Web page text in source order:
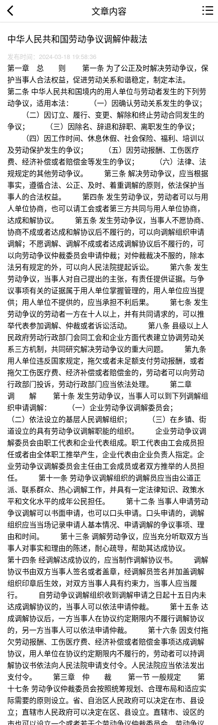
文章内容
中华人民共和国劳动争议调解仲裁法
发布时间：2024-03-18 19:58:36
第一章 总 则 第一条 为了公正及时解决劳动争议，保
护当事人合法权益，促进劳动关系和谐稳定，制定本法。
第二条 中华人民共和国境内的用人单位与劳动者发生的下列劳
动争议，适用本法： （一）因确认劳动关系发生的争议；
（二）因订立、履行、变更、解除和终止劳动合同发生的
争议； （三）因除名、辞退和辞职、离职发生的争议；
（四）因工作时间、休息休假、社会保险、福利、培训以
及劳动保护发生的争议； （五）因劳动报酬、工伤医疗
费、经济补偿或者赔偿金等发生的争议； （六）法律、法
规规定的其他劳动争议。 第三条 解决劳动争议，应当根据
事实，遵循合法、公正、及时、着重调解的原则，依法保护当
事人的合法权益。 第四条 发生劳动争议，劳动者可以与用
人单位协商，也可以请工会或者第三方共同与用人单位协商，
达成和解协议。 第五条 发生劳动争议，当事人不愿协商、
协商不成或者达成和解协议后不履行的，可以向调解组织申请
调解；不愿调解、调解不成或者达成调解协议后不履行的，可
以向劳动争议仲裁委员会申请仲裁；对仲裁裁决不服的，除本
法另有规定的外，可以向人民法院提起诉讼。 第六条 发生
劳动争议，当事人对自己提出的主张，有责任提供证据。与争
议事项有关的证据属于用人单位掌握管理的，用人单位应当提
供；用人单位不提供的，应当承担不利后果。 第七条 发生
劳动争议的劳动者一方在十人以上，并有共同请求的，可以推
举代表参加调解、仲裁或者诉讼活动。 第八条 县级以上人
民政府劳动行政部门会同工会和企业方面代表建立协调劳动关
系三方机制，共同研究解决劳动争议的重大问题。 第九条
用人单位违反国家规定，拖欠或者未足额支付劳动报酬，或者
拖欠工伤医疗费、经济补偿或者赔偿金的，劳动者可以向劳动
行政部门投诉，劳动行政部门应当依法处理。 第二章
调 解 第十条 发生劳动争议，当事人可以到下列调解组
织申请调解： （一）企业劳动争议调解委员会；
（二）依法设立的基层人民调解组织； （三）在乡镇、街
道设立的具有劳动争议调解职能的组织。 企业劳动争议调
解委员会由职工代表和企业代表组成。职工代表由工会成员担
任或者由全体职工推举产生，企业代表由企业负责人指定。企
业劳动争议调解委员会主任由工会成员或者双方推举的人员担
任。 第十一条 劳动争议调解组织的调解员应当由公道正
派、联系群众、热心调解工作，并具有一定法律知识、政策水
平和文化水平的成年公民担任。 第十二条 当事人申请劳动
争议调解可以书面申请，也可以口头申请。口头申请的，调解
组织应当当场记录申请人基本情况、申请调解的争议事项、理
由和时间。 第十三条 调解劳动争议，应当充分听取双方当
事人对事实和理由的陈述，耐心疏导，帮助其达成协议。
第十四条 经调解达成协议的，应当制作调解协议书。 调解
协议书由双方当事人签名或者盖章，经调解员签名并加盖调解
组织印章后生效，对双方当事人具有约束力，当事人应当履
行。 自劳动争议调解组织收到调解申请之日起十五日内未
达成调解协议的，当事人可以依法申请仲裁。 第十五条 达
成调解协议后，一方当事人在协议约定期限内不履行调解协议
的，另一方当事人可以依法申请仲裁。 第十六条 因支付拖
欠劳动报酬、工伤医疗费、经济补偿或者赔偿金事项达成调解
协议，用人单位在协议约定期限内不履行的，劳动者可以持调
解协议书依法向人民法院申请支付令。人民法院应当依法发出
支付令。 第三章 仲 裁 第一节 一般规定 第
十七条 劳动争议仲裁委员会按照统筹规划、合理布局和适应实
际需要的原则设立。省、自治区人民政府可以决定在市、县设
立；直辖市人民政府可以决定在区、县设立。直辖市、设区的